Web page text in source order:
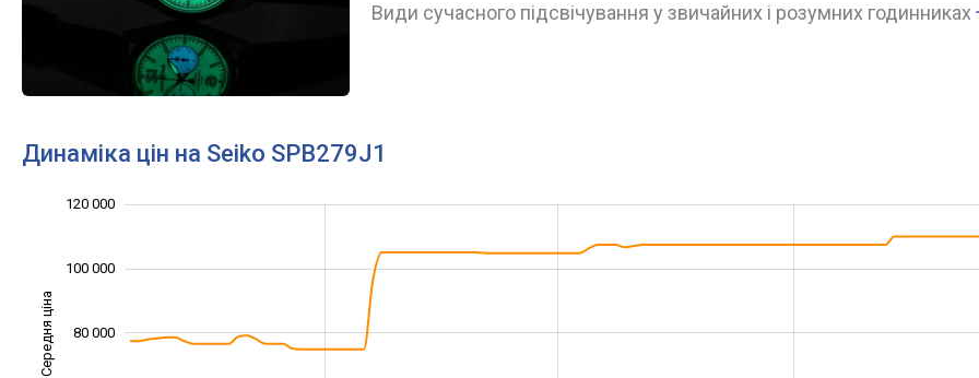
Види сучасного підсвічування у звичайних і розумних годинниках
Динаміка цін на Seiko SPB279J1
Середня ціна 100 000
80 000
100 000
120 000